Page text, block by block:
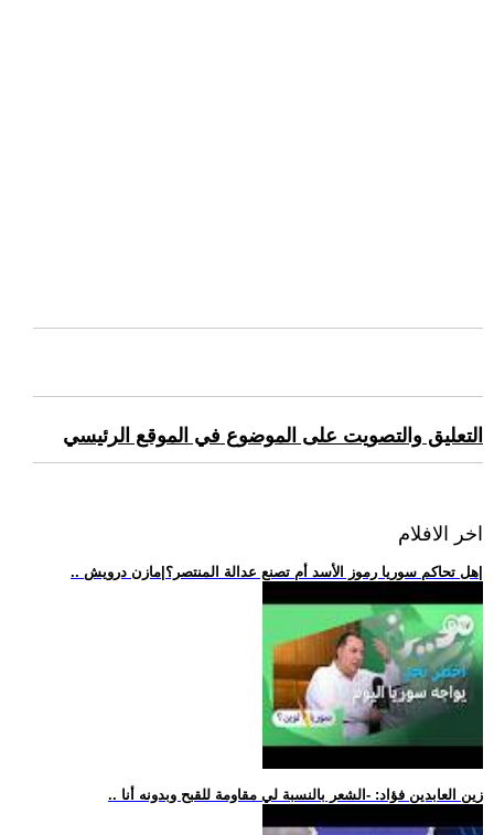
التعليق والتصويت على الموضوع في الموقع الرئيسي
اخر الافلام
.. زين العابدين فؤاد: -الشعر بالنسبة لي مقاومة للقبح وبدونه أنا